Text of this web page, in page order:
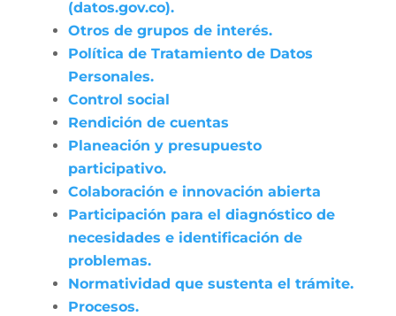
(datos.gov.co).
Otros de grupos de interés.
Política de Tratamiento de Datos
Personales.
Control social
Rendición de cuentas
Planeación y presupuesto
participativo.
Colaboración e innovación abierta
Participación para el diagnóstico de
necesidades e identificación de
problemas.
Normatividad que sustenta el trámite.
Procesos.